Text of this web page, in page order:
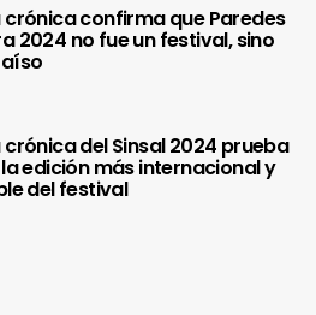
crónica confirma que Paredes
2024 no fue un festival, sino
crónica del Sinsal 2024 prueba
edición más internacional y
del festival